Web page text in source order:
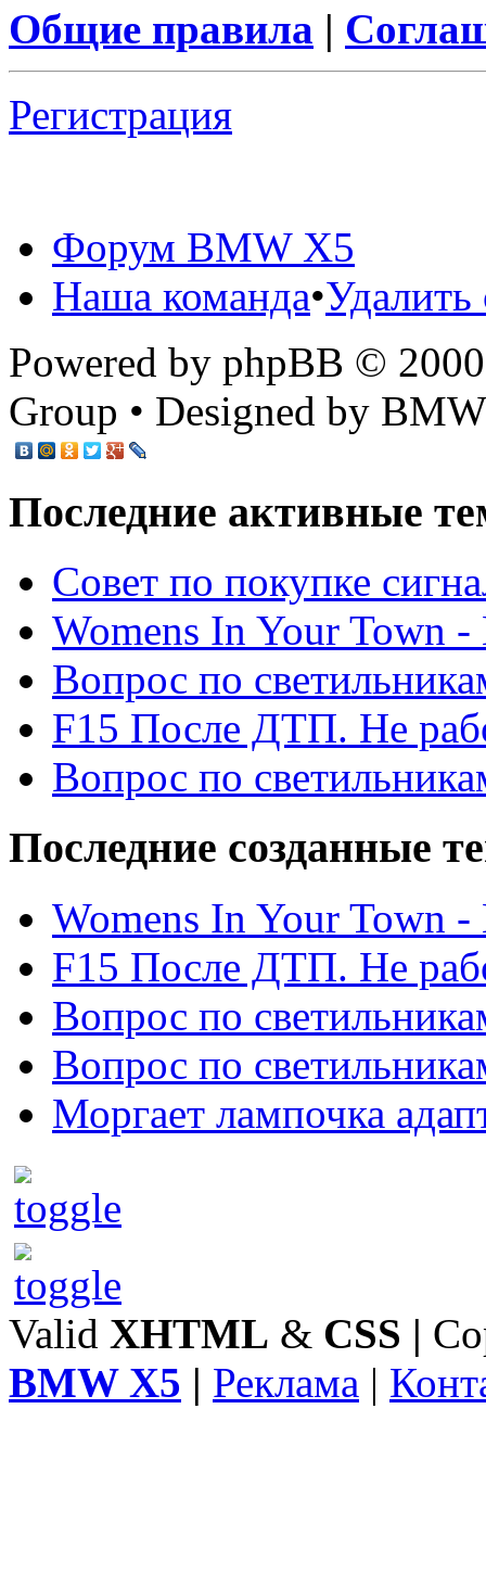
Общие правила |
Регистрация
Форум BMW X5
Наша команда•
Powered by phpBB ©
Group • Designed by
Последние активные
Cовет по покупке
Womens In Your Town
Вопрос по
F15 После ДТП. Не
Вопрос по
Последние созданные
Womens In Your Town
F15 После ДТП. Не
Вопрос по
Вопрос по
Моргает лампочка
Valid XHTML & CSS |
BMW X5 | Реклама |